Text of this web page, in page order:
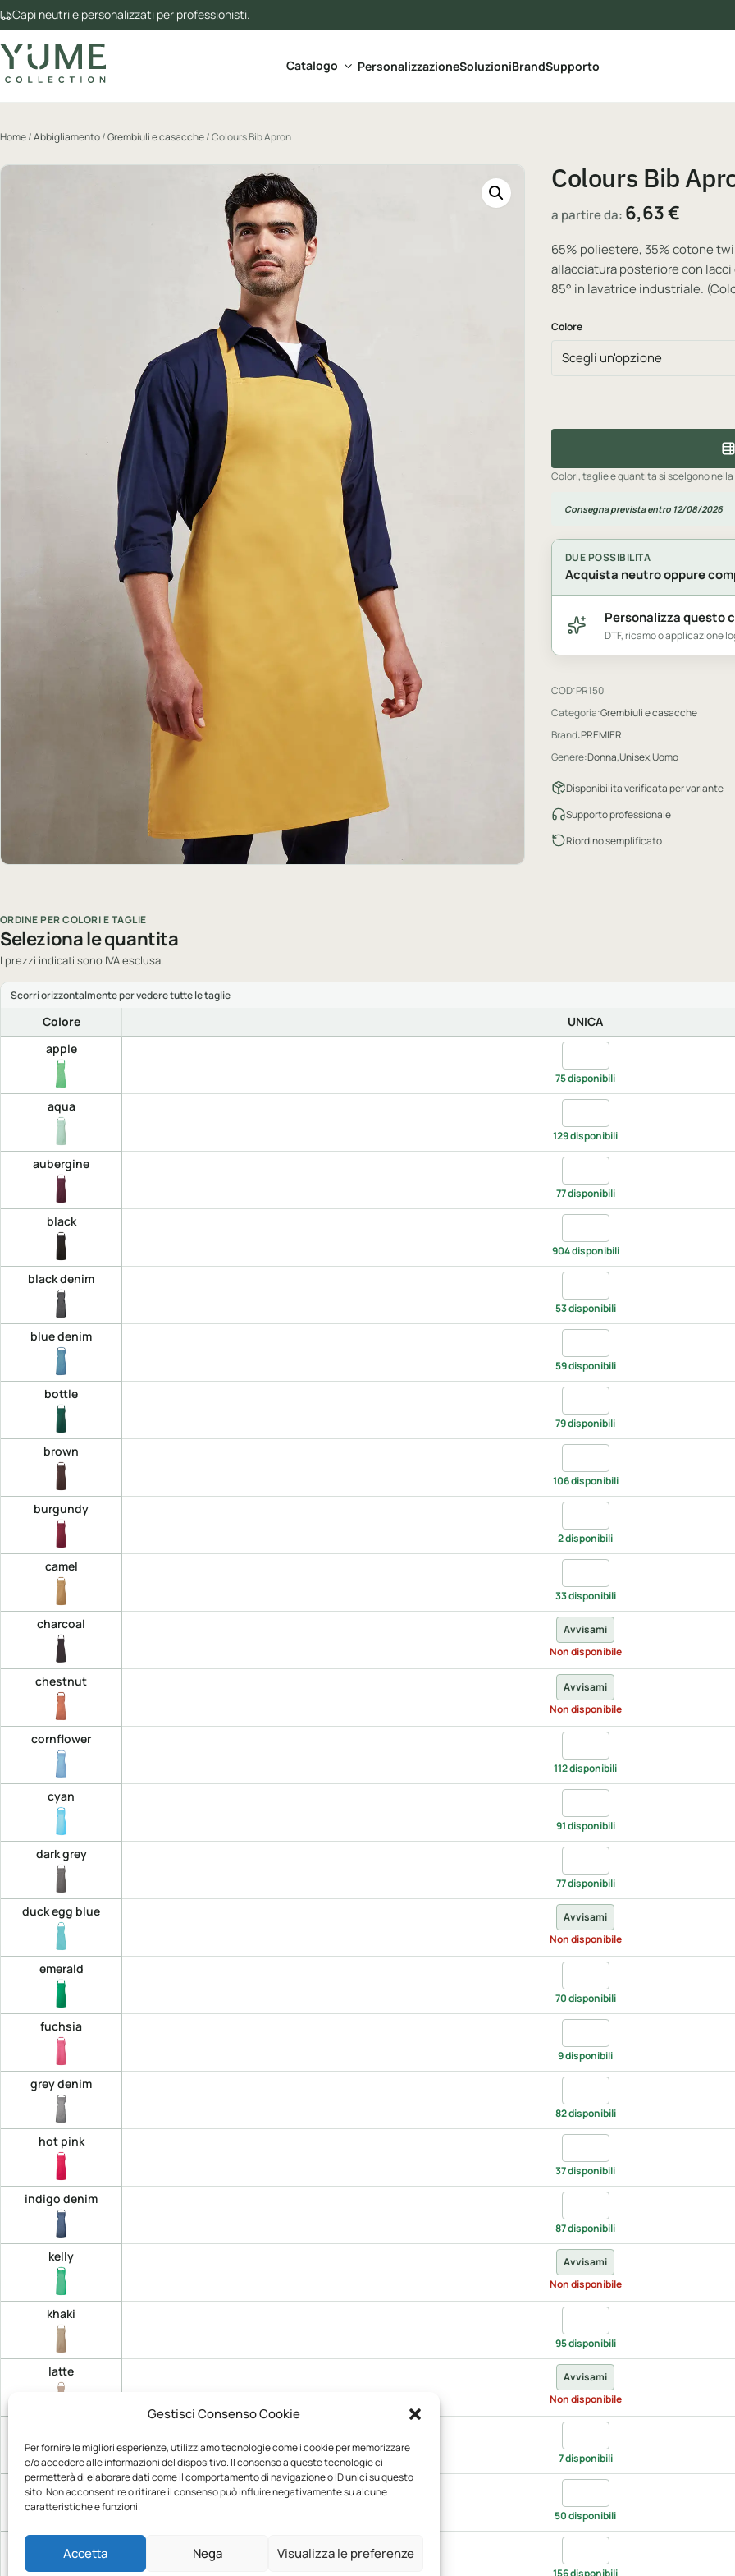
Gestisci Consenso Cookie
Per fornire le migliori esperienze, utilizziamo tecnologie come i cookie per memorizzare
e/o accedere alle informazioni del dispositivo. Il consenso a queste tecnologie ci
permetterà di elaborare dati come il comportamento di navigazione o ID unici su questo
sito. Non acconsentire o ritirare il consenso può influire negativamente su alcune
caratteristiche e funzioni.
Accetta Nega Visualizza le preferenze
Capi neutri e personalizzati per professionisti.
Catalogo Apri le categorie del catalogo
PersonalizzazioneSoluzioniBrandSupporto
Home/Abbigliamento/Grembiuli e casacche/ Colours Bib Apron
Colours Bib
a partire da: 6,63€
65% poliestere, 35% cotone
allacciatura posteriore con lacci
85° in lavatrice industriale.
Colore
Colori, taglie e quantita si scelgono
Consegna prevista entro 12/08/2026
DUE POSSIBILITA
Acquista neutro oppure
Personalizza questo
DTF, ricamo o applicazione
COD:PR150
Categoria:Grembiuli e casacche
Brand:PREMIER
Genere:Donna,Unisex,Uomo
Disponibilita verificata per variante
Supporto professionale
Riordino semplificato
ORDINE PER COLORI E TAGLIE
Seleziona le quantita
I prezzi indicati sono IVA esclusa.
Colore
UNICA
apple
75 disponibili
aqua
129 disponibili
aubergine
77 disponibili
black
904 disponibili
black denim
53 disponibili
blue denim
59 disponibili
bottle
79 disponibili
brown
106 disponibili
burgundy
2 disponibili
camel
33 disponibili
charcoal
Avvisami
Non disponibile
chestnut
Avvisami
Non disponibile
cornflower
112 disponibili
cyan
91 disponibili
dark grey
77 disponibili
duck egg blue
Avvisami
Non disponibile
emerald
70 disponibili
fuchsia
9 disponibili
grey denim
82 disponibili
hot pink
37 disponibili
indigo denim
87 disponibili
kelly
Avvisami
Non disponibile
khaki
95 disponibili
latte
Avvisami
Non disponibile
7 disponibili
lemon
50 disponibili
156 disponibili